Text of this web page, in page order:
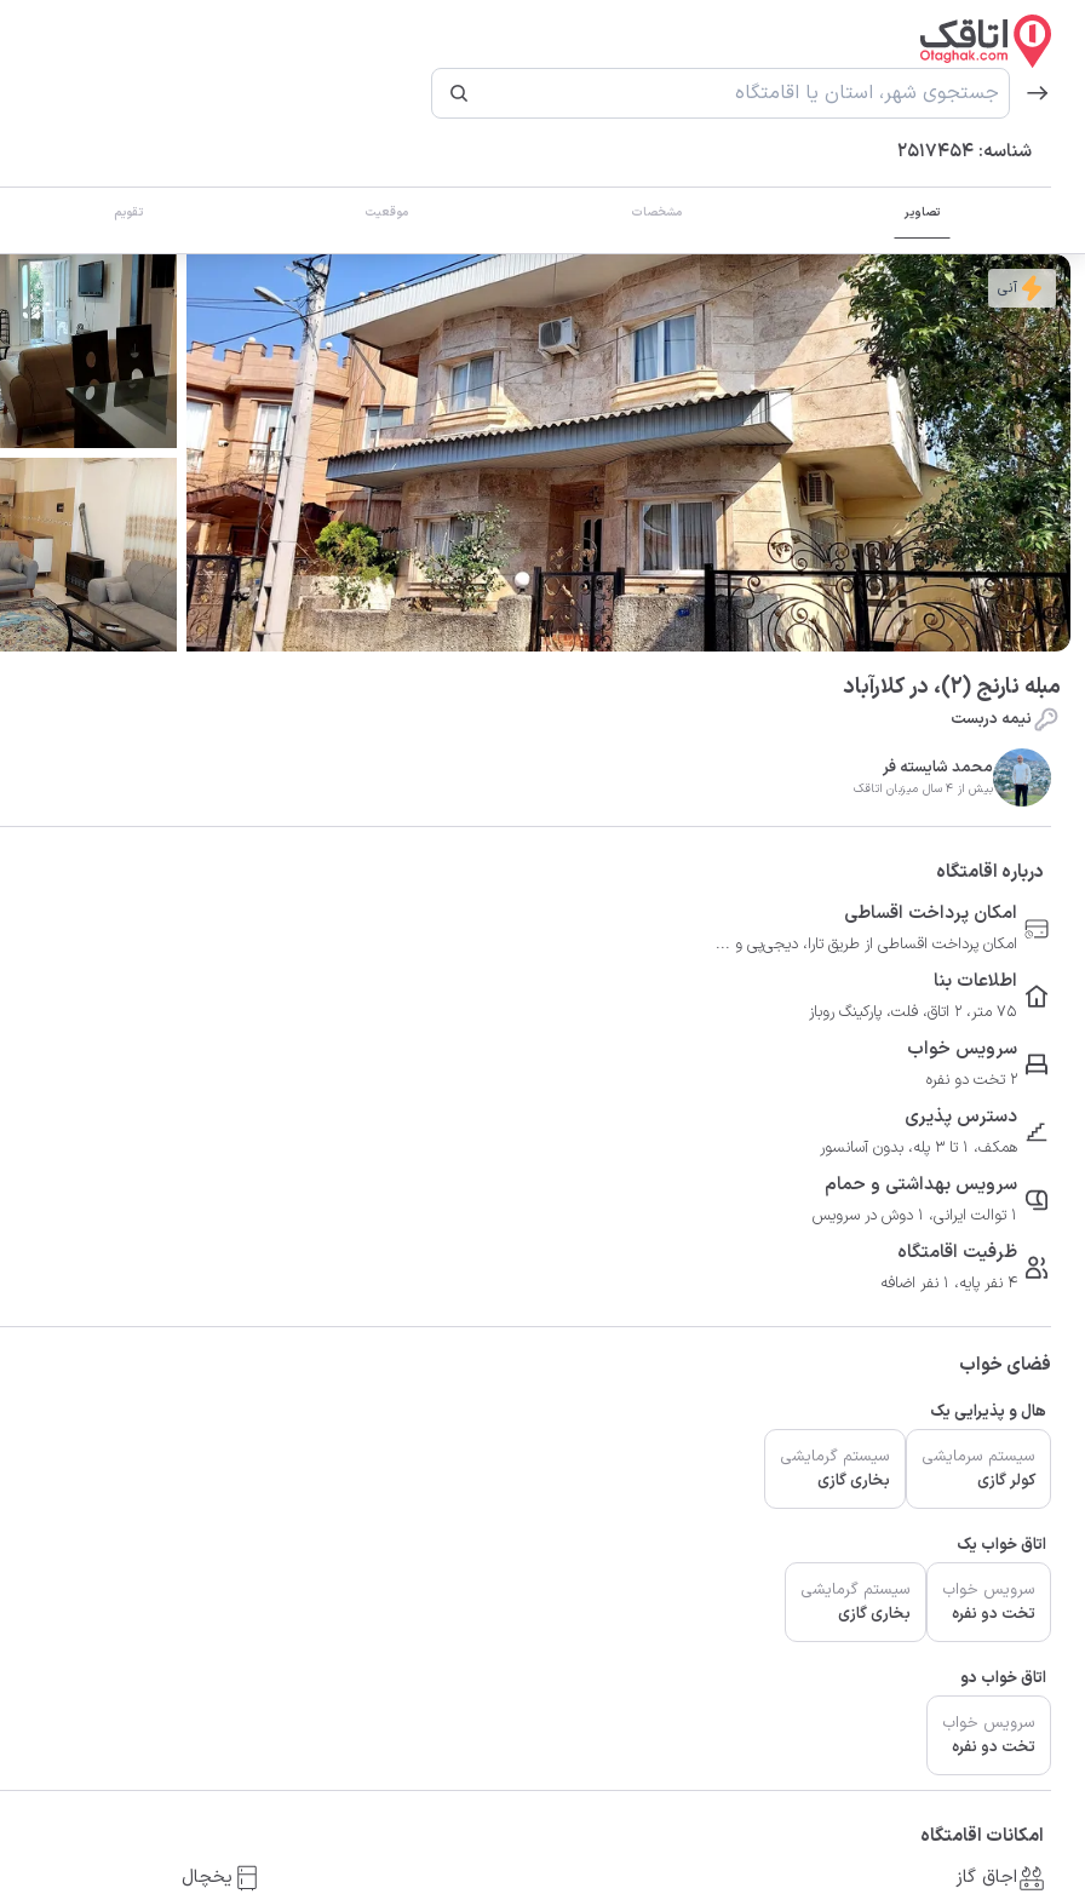
شناسه: 2517454
تصاویر مشخصات موقعیت تقویم
آنی
مبله نارنج (۲)، در کلارآباد
نیمه دربست
محمد شایسته فر
بیش از 4 سال میزبان اتاقک
درباره اقامتگاه
امکان پرداخت اقساطی
امکان پرداخت اقساطی از طریق تارا، دیجی‌پی و ...
اطلاعات بنا
75 متر، 2 اتاق، فلت، پارکینگ روباز
سرویس خواب
2 تخت دو نفره
دسترس پذیری
همکف، 1 تا 3 پله، بدون آسانسور
سرویس بهداشتی و حمام
1 توالت ایرانی، 1 دوش در سرویس
ظرفیت اقامتگاه
4 نفر پایه، 1 نفر اضافه
فضای خواب
هال و پذیرایی یک
سیستم سرمایشی
کولر گازی
سیستم گرمایشی
بخاری گازی
اتاق خواب یک
سرویس خواب
تخت دو نفره
سیستم گرمایشی
بخاری گازی
اتاق خواب دو
سرویس خواب
تخت دو نفره
امکانات اقامتگاه
اجاق گاز
یخچال